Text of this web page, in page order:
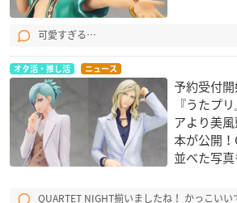
可愛すぎる…
オタ活・推し活 ニュース
予約受付
『うたプ
アより美
本が公開！
並べた写真
QUARTET NIGHT揃いましたね！ かっこいい